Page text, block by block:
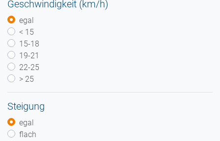
Geschwindigkeit (km/h)
egal
< 15
15-18
19-21
22-25
> 25
Steigung
egal
flach